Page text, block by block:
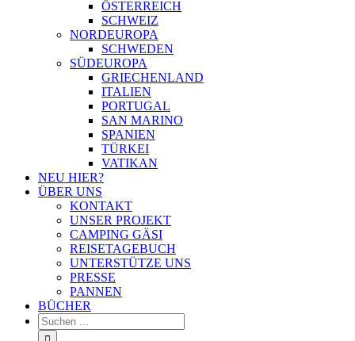
ÖSTERREICH
SCHWEIZ
NORDEUROPA
SCHWEDEN
SÜDEUROPA
GRIECHENLAND
ITALIEN
PORTUGAL
SAN MARINO
SPANIEN
TÜRKEI
VATIKAN
NEU HIER?
ÜBER UNS
KONTAKT
UNSER PROJEKT
CAMPING GÄSI
REISETAGEBUCH
UNTERSTÜTZE UNS
PRESSE
PANNEN
BÜCHER
Suche
nach: